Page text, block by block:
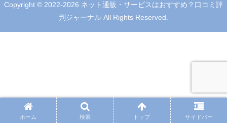
Copyright © 2022-2026 ネット通販・サービスはおすすめ？口コミ評
判ジャーナル All Rights Reserved.
ホーム 検索 トップ サイドバー